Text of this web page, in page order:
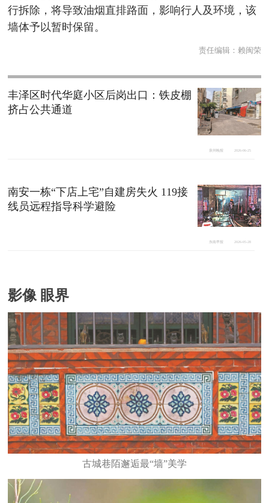
行拆除，将导致油烟直排路面，影响行人及环境，该
墙体予以暂时保留。
责任编辑： 赖闽荣
丰泽区时代华庭小区后岗出口：铁皮棚
挤占公共通道
泉州晚报 2026-06-25
南安一栋“下店上宅”自建房失火 119接
线员远程指导科学避险
东南早报 2026-05-28
影像 眼界
古城巷陌邂逅最“墙”美学